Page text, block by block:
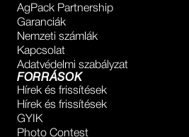
AgPack Partnership
Garanciák
Nemzeti számlák
Kapcsolat
Adatvédelmi szabályzat
FORRÁSOK
Hírek és frissítések
Hírek és frissítések
GYIK
Photo Contest